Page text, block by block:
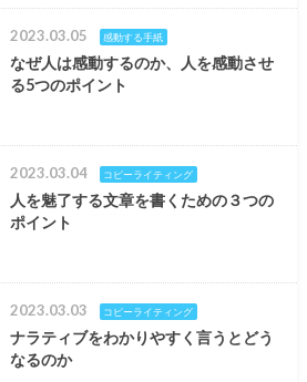
2023.03.05 感動する手紙
なぜ人は感動するのか、人を感動させ
る5つのポイント
2023.03.04 コピーライティング
人を魅了する文章を書くための３つの
ポイント
2023.03.03 コピーライティング
ナラティブをわかりやすく言うとどう
なるのか